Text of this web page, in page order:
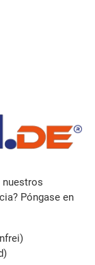
nuestros
Póngase en